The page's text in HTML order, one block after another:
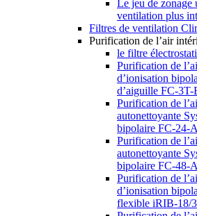
Le jeu de zonage
ventilation plus
Filtres de ventilation
Purification de l’air
le filtre
Purification de
d’ionisation
d’aiguille FC-3T-
Purification de
autonettoyante
bipolaire FC-24-
Purification de
autonettoyante
bipolaire FC-48-
Purification de
d’ionisation
flexible iRIB-18/